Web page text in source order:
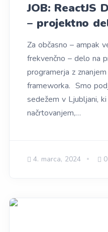
JOB: ReactJS
– projektno
Za občasno – ampak
frekvenčno – delo na
programerja z
frameworka. Smo
sedežem v Ljubljani,
načrtovanjem,…
4. marca, 2024 0